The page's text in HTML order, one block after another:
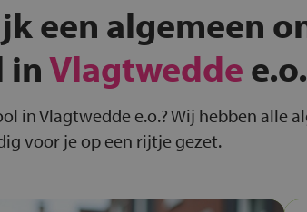
een algemeen
inVlagtweddee.o.
in Vlagtwedde e.o.? Wij hebben alle
voor je op een rijtje gezet.